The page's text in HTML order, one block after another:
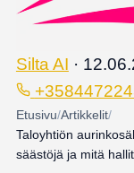
Silta AI ·
Etusivu/Artikkelit/
Taloyhtiön
säästöjä ja mitä